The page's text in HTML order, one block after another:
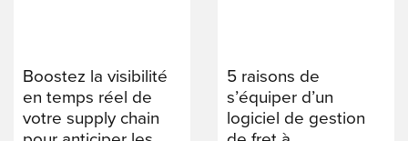
Boostez la visibilité
en temps réel de
votre supply chain
5 raisons de
s’équiper d’un
logiciel de gestion